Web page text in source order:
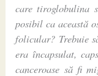
care tiroglobulina
posibil ca această
folicular? Trebuie
era încapsulat,
canceroase să fi